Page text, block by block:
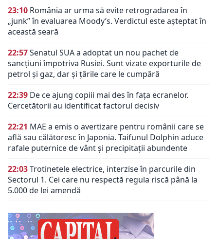
23:10 România ar urma să evite retrogradarea în
„junk” în evaluarea Moody’s. Verdictul este așteptat în
această seară
22:57Senatul SUA a adoptat un nou pachet de
sancțiuni împotriva Rusiei. Sunt vizate exporturile de
petrol și gaz, dar și țările care le cumpără
22:39 De ce ajung copiii mai des în fața ecranelor.
Cercetătorii au identificat factorul decisiv
22:21 MAE a emis o avertizare pentru românii care se
află sau călătoresc în Japonia. Taifunul Dolphin aduce
rafale puternice de vânt și precipitații abundente
22:03Trotinetele electrice, interzise în parcurile din
Sectorul 1. Cei care nu respectă regula riscă până la
5.000 de lei amendă